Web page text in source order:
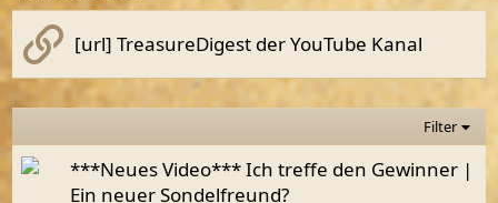
[url] TreasureDigest der YouTube Kanal
Filter
***Neues Video*** Ich treffe den Gewinner |
Ein neuer Sondelfreund?